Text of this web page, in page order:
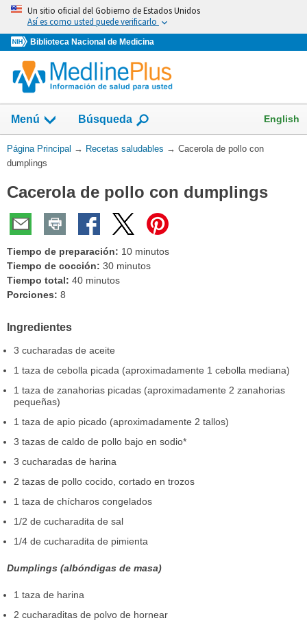
Omita
vaya
al
Contenido
Un sitio oficial del Gobierno de Estados Unidos
Así es como usted puede verificarlo
Biblioteca Nacional de Medicina
Menú
Mostrar
campo
de
Búsqueda English
Usted
está
Página Principal → Recetas saludables → Cacerola de pollo con
dumplings
Cacerola de pollo con dumplings
Tiempo de preparación: 10 minutos
Tiempo de cocción: 30 minutos
Tiempo total: 40 minutos
Porciones: 8
Ingredientes
3 cucharadas de aceite
1 taza de cebolla picada (aproximadamente 1 cebolla mediana)
1 taza de zanahorias picadas (aproximadamente 2 zanahorias
pequeñas)
1 taza de apio picado (aproximadamente 2 tallos)
3 tazas de caldo de pollo bajo en sodio*
3 cucharadas de harina
2 tazas de pollo cocido, cortado en trozos
1 taza de chícharos congelados
1/2 de cucharadita de sal
1/4 de cucharadita de pimienta
Dumplings (albóndigas de masa)
1 taza de harina
2 cucharaditas de polvo de hornear